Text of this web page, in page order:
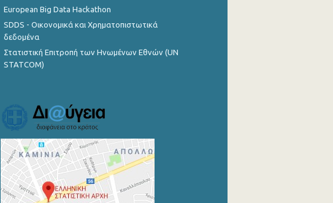
European Big Data Hackathon
SDDS - Οικονομικά και Χρηματοπιστωτικά
δεδομένα
Στατιστική Επιτροπή των Ηνωμένων Εθνών (UN
STATCOM)